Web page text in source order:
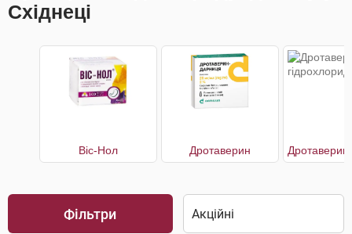
Східнеці
Віс-Нол Дротаверин
Фільтри